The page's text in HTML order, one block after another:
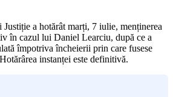
Justiție a hotărât marți, 7 iulie, menținerea
în cazul lui Daniel Learciu, după ce a
împotriva încheierii prin care fusese
instanței este definitivă.